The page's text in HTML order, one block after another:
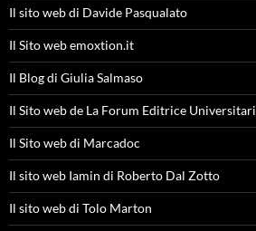
Il sito web di Davide Pasqualato
Il Sito web emoxtion.it
Il Blog di Giulia Salmaso
Il Sito web de La Forum Editrice
Il Sito web di Marcadoc
Il sito web Iamin di Roberto Dal Zotto
Il sito web di Tolo Marton